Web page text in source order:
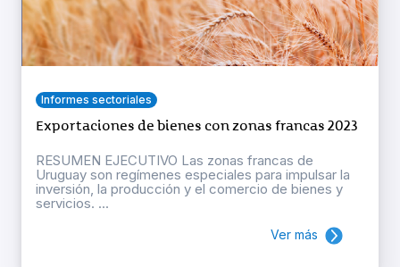
Informes sectoriales
Exportaciones de bienes con zonas francas 2023
RESUMEN EJECUTIVO Las zonas francas de
Uruguay son regímenes especiales para impulsar la
inversión, la producción y el comercio de bienes y
servicios. ...
Ver más